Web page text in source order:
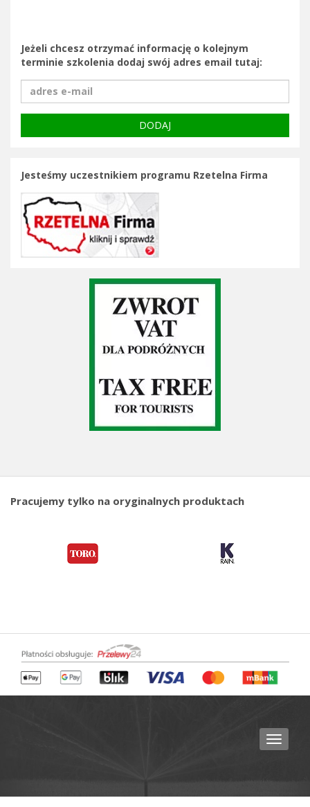
Jeżeli chcesz otrzymać informację o kolejnym
terminie szkolenia dodaj swój adres email tutaj:
Jesteśmy uczestnikiem programu Rzetelna Firma
Pracujemy tylko na oryginalnych produktach
Toggle